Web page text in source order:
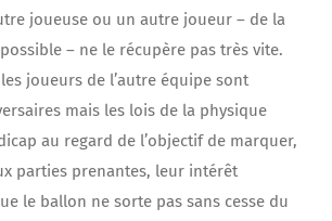
joueuse ou un autre joueur – de la
– ne le récupère pas très vite.
joueurs de l’autre équipe sont
mais les lois de la physique
au regard de l’objectif de marquer,
parties prenantes, leur intérêt
le ballon ne sorte pas sans cesse du